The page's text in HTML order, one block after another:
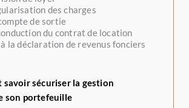
des charges
de sortie
du contrat de location
à la déclaration de revenus fonciers
savoir sécuriser la gestion
son portefeuille